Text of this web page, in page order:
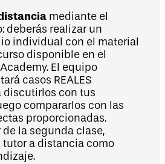
mediante el
deberás realizar un
individual con el material
disponible en el
El equipo
casos REALES
discutirlos con tus
compararlos con las
proporcionadas.
la segunda clase,
a distancia como